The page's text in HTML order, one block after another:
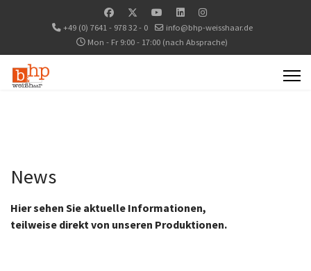
+49 (0) 7641 - 978 32 - 0
info@bhp-weisshaar.de
Mon - Fr 9:00 - 17:00 (nach Absprache)
News
Hier sehen Sie aktuelle Informationen,
teilweise direkt von unseren Produktionen.